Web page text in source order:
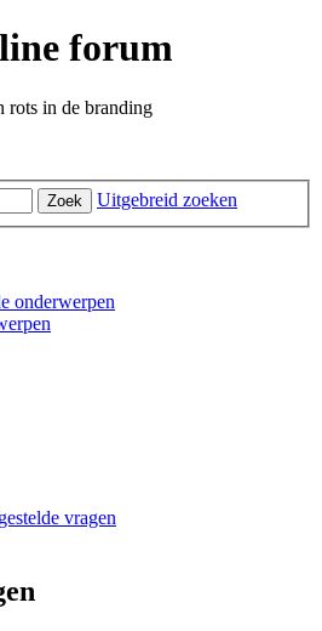
forum
rots in de branding
Zoek Uitgebreid zoeken
onderwerpen
vragen